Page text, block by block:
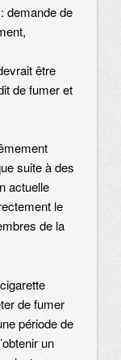
: demande de
être
de fumer et
suite à des
actuelle
le
de la
de fumer
période de
un